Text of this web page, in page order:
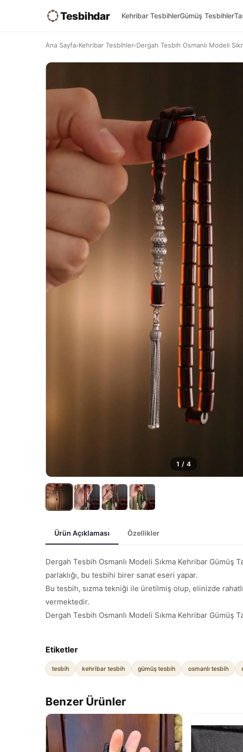
Tesbihdar Kehribar TesbihlerGümüş Tesbihler
Ana Sayfa›Kehribar Tesbihler›Dergah Tesbih Osmanlı Modeli
1 / 4
Ürün Açıklaması Özellikler
Dergah Tesbih Osmanlı Modeli Sıkma Kehribar Gümüş
parlaklığı, bu tesbihi birer sanat eseri yapar.
Bu tesbih, sızma tekniği ile üretilmiş olup, elinizde
vermektedir.
Dergah Tesbih Osmanlı Modeli Sıkma Kehribar Gümüş
Etiketler
tesbih kehribar tesbih gümüş tesbih osmanlı tesbih
Benzer Ürünler